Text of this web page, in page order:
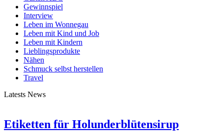
Gewinnspiel
Interview
Leben im Wonnegau
Leben mit Kind und Job
Leben mit Kindern
Lieblingsprodukte
Nähen
Schmuck selbst herstellen
Travel
Latests News
Etiketten für Holunderblütensirup